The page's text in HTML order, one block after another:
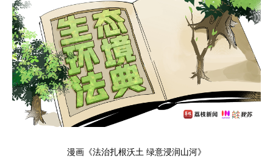
漫画《法治扎根沃土 绿意浸润山河》